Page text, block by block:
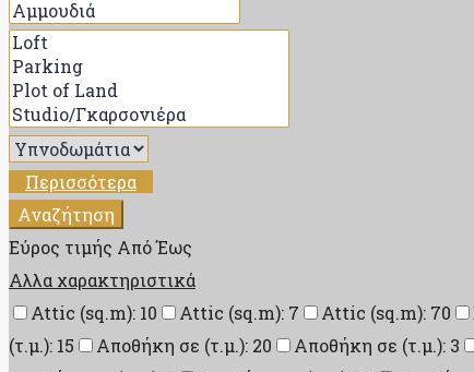
ΕΠΙΚΟΙΝΩΝΊΑ
BLOG
Περισσότερα
Αναζήτηση
Εύρος τιμής ΑπόΈως
Αλλα χαρακτηριστικά
Attic (sq.m): 10
Attic (sq.m): 7 Attic (sq.m): 70
(τ.μ.): 15
Αποθήκη σε (τ.μ.): 20 Αποθήκη σε (τ.μ.): 3